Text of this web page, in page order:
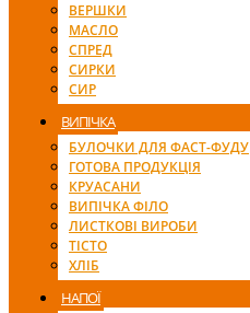
ВЕРШКИ
МАСЛО
СПРЕД
СИРКИ
СИР
ВИПІЧКА
БУЛОЧКИ ДЛЯ ФАСТ-ФУДУ
ГОТОВА ПРОДУКЦІЯ
КРУАСАНИ
ВИПІЧКА ФІЛО
ЛИСТКОВІ ВИРОБИ
ТІСТО
ХЛІБ
НАПОЇ